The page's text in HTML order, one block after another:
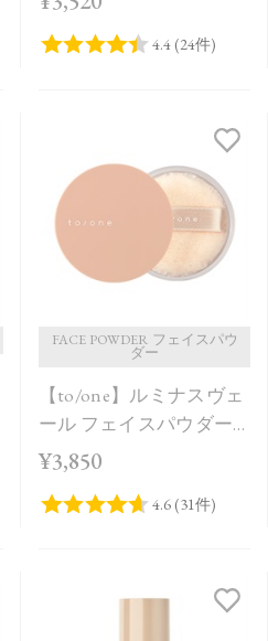
FACE POWDER フェイスパウ
ダー
【to/one】ルミナスヴェ
ール フェイスパウダー
＜全2色＞
¥3,850